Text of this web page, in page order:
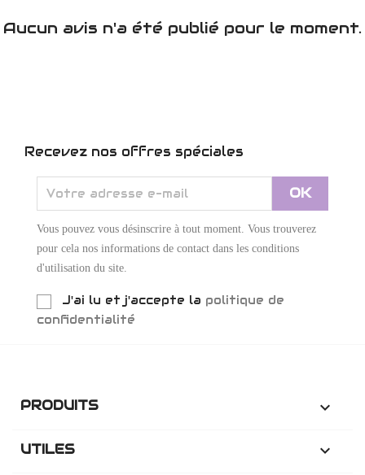
Aucun avis n'a été publié pour le moment.
Recevez nos offres spéciales
Vous pouvez vous désinscrire à tout moment. Vous trouverez
pour cela nos informations de contact dans les conditions
d'utilisation du site.
J'ai lu et j'accepte la politique de
confidentialité
PRODUITS 
UTILES 